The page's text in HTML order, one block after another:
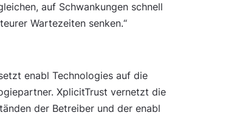
auf Schwankungen schnell
Wartezeiten senken.“
enabl Technologies auf die
XplicitTrust vernetzt die
der Betreiber und der enabl